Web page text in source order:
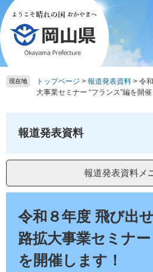
ペ
ー
ジ
の
先
頭
メ
ニ
ュ
ー
を
飛
現在地 トップページ > 報道発表資料 > 令
大事業セミナー “フランス”編を開催
報道発表資料
報道発表資料メ
令和８年度 飛び出
路拡大事業セミナ
を開催します！